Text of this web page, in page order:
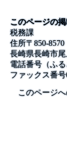
このページの
税務課
住所〒850-8570
長崎県長崎市
電話番号 （ふ
ファックス番号
このページ